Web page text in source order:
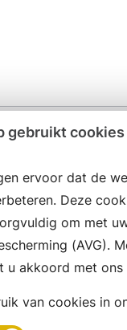
gebruikt
ervoor dat de
Deze
om met
(AVG).
u akkoord met ons
van cookies in